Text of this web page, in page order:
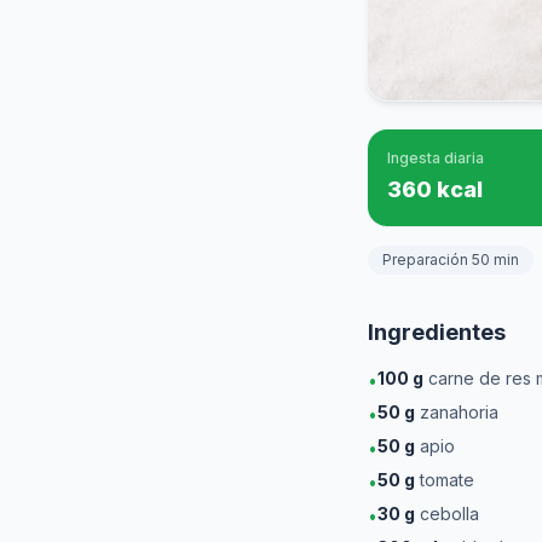
Ingesta diaria
360 kcal
Preparación 50 min
Ingredientes
•100 g carne de res
•50 g zanahoria
•50 g apio
•50 g tomate
•30 g cebolla